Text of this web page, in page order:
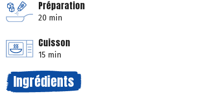
Préparation
20 min
Cuisson
15 min
Ingrédients